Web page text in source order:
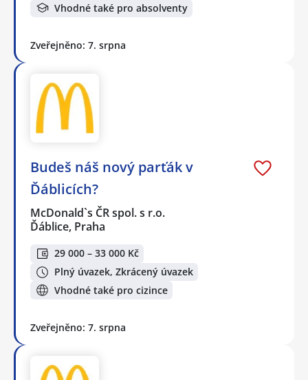
Vhodné také pro absolventy
Zveřejněno: 7. srpna
Budeš náš nový parťák v
Ďáblicích?
McDonald`s ČR spol. s r.o.
Ďáblice, Praha
29 000 – 33 000 Kč
Plný úvazek, Zkrácený úvazek
Vhodné také pro cizince
Zveřejněno: 7. srpna